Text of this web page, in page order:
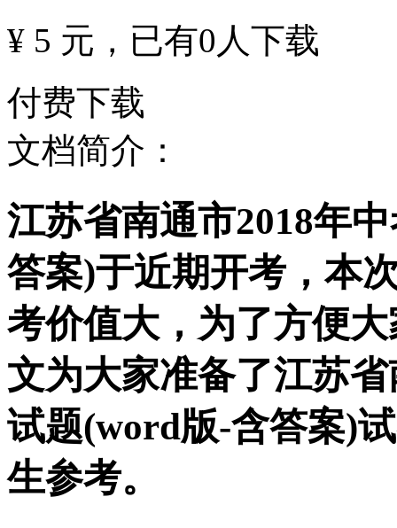
¥ 5 元 ，已有0 人下载
付费下载
文档简介：
江苏省南通市2018年
答案)于近期开考，本
考价值大，为了方便
文为大家准备了江苏
试题(word版-含答案)
生参考。